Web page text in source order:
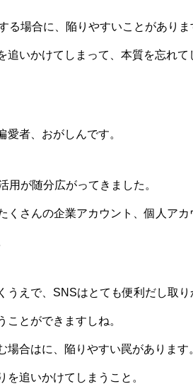
る場合に、陥りやすいことがありま
追いかけてしまって、本質を忘れて
愛者、おがしんです。
用が随分広がってきました。
くさんの企業アカウント、個人ア
うえで、SNSはとても便利だし取り
ことができますしね。
場合はに、陥りやすい罠があります
を追いかけてしまうこと。